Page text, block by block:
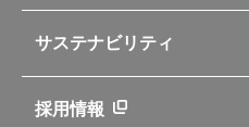
アパレル小物
新製品一覧
レシピ本のご紹介
部品の種類や販売状況を調べる
よくあるご質問・お問い合わせ
企業理念
会社概要
ニュース
サステナビリティ
採用情報